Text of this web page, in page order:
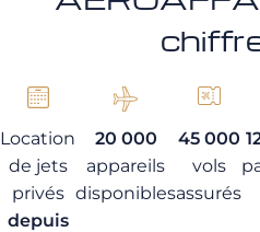
Location
de jets
privés
depuis
20 000
appareils
disponibles
45 000
vols
assurés